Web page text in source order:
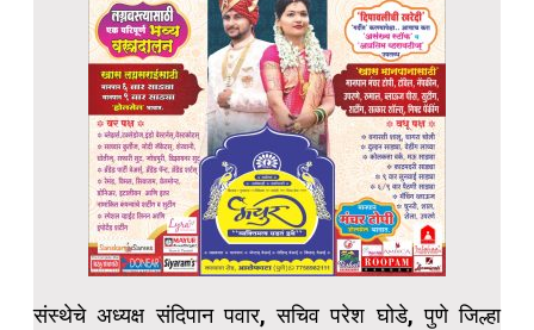
संस्थेचे अध्यक्ष संदिपान पवार, सचिव परेश घोडे, पुणे जिल्हा